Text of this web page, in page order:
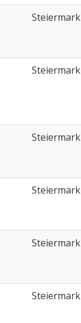
Steiermark
Steiermark
Steiermark
Steiermark
Steiermark
Steiermark